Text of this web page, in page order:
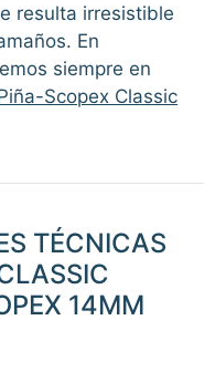
resulta irresistible
En
siempre en
Scopex Classic
TÉCNICAS
14MM